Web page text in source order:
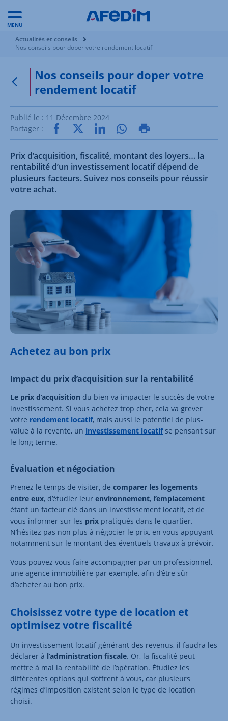
MENU
Vous êtes ici:
Actualités et conseils
Nos conseils pour doper votre rendement locatif
Retour à la page précédente
Nos conseils pour doper votre
rendement locatif
Publié le : 11 Décembre 2024
Partager :
Prix d’acquisition, fiscalité, montant des loyers… la
rentabilité d’un investissement locatif dépend de
plusieurs facteurs. Suivez nos conseils pour réussir
votre achat.
Achetez au bon prix
Impact du prix d’acquisition sur la rentabilité
Le prix d’acquisition du bien va impacter le succès de votre
investissement. Si vous achetez trop cher, cela va grever
votre rendement locatif, mais aussi le potentiel de plus-
value à la revente, un investissement locatifse pensant sur
le long terme.
Évaluation et négociation
Prenez le temps de visiter, de comparer les logements
entre eux, d’étudier leur environnement, l’emplacement
étant un facteur clé dans un investissement locatif, et de
vous informer sur les prix pratiqués dans le quartier.
N’hésitez pas non plus à négocier le prix, en vous appuyant
notamment sur le montant des éventuels travaux à prévoir.
Vous pouvez vous faire accompagner par un professionnel,
une agence immobilière par exemple, afin d’être sûr
d’acheter au bon prix.
Choisissez votre type de location et
optimisez votre fiscalité
Un investissement locatif générant des revenus, il faudra les
déclarer à l’administration fiscale. Or, la fiscalité peut
mettre à mal la rentabilité de l’opération. Étudiez les
différentes options qui s’offrent à vous, car plusieurs
régimes d’imposition existent selon le type de location
choisi.